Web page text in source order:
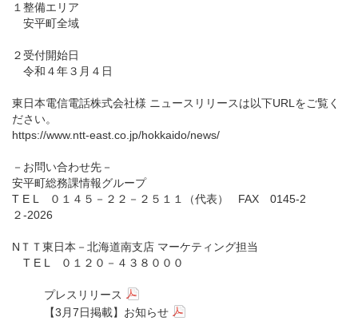
１整備エリア
安平町全域
２受付開始日
令和４年３月４日
東日本電信電話株式会社様 ニュースリリースは以下URLをご覧く
ださい。
https://www.ntt-east.co.jp/hokkaido/news/
－お問い合わせ先－
安平町総務課情報グループ
T E L ０１４５－２２－２５１１（代表） FAX 0145-2
２-2026
NＴＴ東日本－北海道南支店 マーケティング担当
T E L ０１２０－４３８０００
プレスリリース
【3月7日掲載】お知らせ